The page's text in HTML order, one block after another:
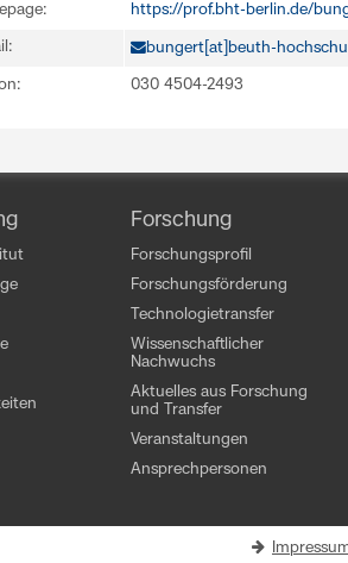
https://prof.bht-berlin.de/
bungert[at]beuth-
030 4504-2493
Forschung
Forschungsprofil
Forschungsförderung
Technologietransfer
Wissenschaftlicher
Nachwuchs
Aktuelles aus Forschung
und Transfer
Veranstaltungen
Ansprechpersonen